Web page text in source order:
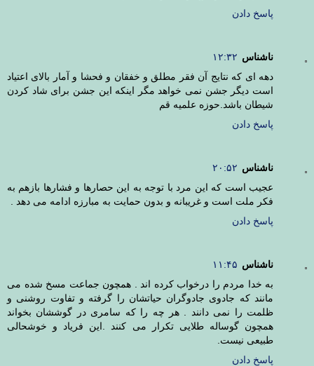
پاسخ دادن
ناشناس ۱۲:۳۲
دهه ای که نتایج آن فقر مطلق و خفقان و فحشا و آمار بالای اعتیاد
است دیگر جشن نمی خواهد مگر اینکه این جشن برای شاد کردن
شیطان باشد.حوزه علمیه قم
پاسخ دادن
ناشناس ۲۰:۵۲
عجیب است که این مرد با توجه به این حصارها و فشارها بازهم به
فکر ملت است و غریبانه و بدون حمایت به مبارزه ادامه می دهد .
پاسخ دادن
ناشناس ۱۱:۴۵
به خدا مردم را درخواب کرده اند . همچون جماعت مسخ شده می
مانند که جادوی جادوگران حیاتشان را گرفته و تفاوت روشنی و
ظلمت را نمی دانند . هر چه را که سامری در گوششان بخواند
همچون گوساله طلایی تکرار می کنند .این فریاد و خوشحالی
طبیعی نیست.
پاسخ دادن